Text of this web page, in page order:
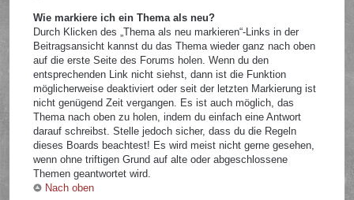
Wie markiere ich ein Thema als neu?
Durch Klicken des „Thema als neu markieren“-Links in der
Beitragsansicht kannst du das Thema wieder ganz nach oben
auf die erste Seite des Forums holen. Wenn du den
entsprechenden Link nicht siehst, dann ist die Funktion
möglicherweise deaktiviert oder seit der letzten Markierung ist
nicht genügend Zeit vergangen. Es ist auch möglich, das
Thema nach oben zu holen, indem du einfach eine Antwort
darauf schreibst. Stelle jedoch sicher, dass du die Regeln
dieses Boards beachtest! Es wird meist nicht gerne gesehen,
wenn ohne triftigen Grund auf alte oder abgeschlossene
Themen geantwortet wird.
Nach oben